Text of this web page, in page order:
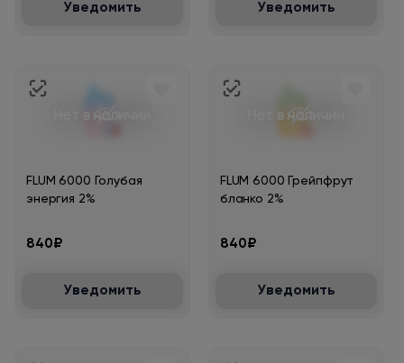
Уведомить Уведомить
Нет в наличии
FLUM 6000 Голубая
энергия 2%
840₽
Уведомить
Нет в наличии
FLUM 6000 Грейпфрут
бланко 2%
840₽
Уведомить